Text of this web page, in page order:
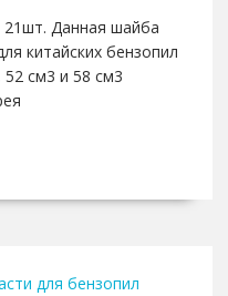
21шт. Данная шайба
китайских бензопил
см3 и 58 см3
для бензопил